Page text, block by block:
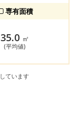
専有面積
35.0 ㎡
(平均値)
しています